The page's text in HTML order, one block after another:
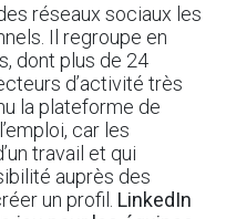
réseaux sociaux les
Il regroupe en
dont plus de 24
d’activité très
la plateforme de
car les
travail et qui
auprès des
un profil. LinkedIn